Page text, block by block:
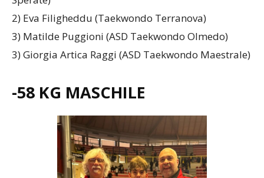
2) Eva Filigheddu (Taekwondo Terranova)
3) Matilde Puggioni (ASD Taekwondo Olmedo)
3) Giorgia Artica Raggi (ASD Taekwondo Maestrale)
-58 KG MASCHILE